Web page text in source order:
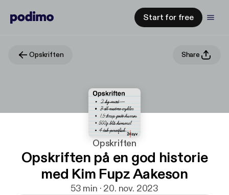
Start for free
Opskriften Share
Opskriften
Opskriften på en god historie
med Kim Fupz Aakeson
53 min · 20. nov. 2023